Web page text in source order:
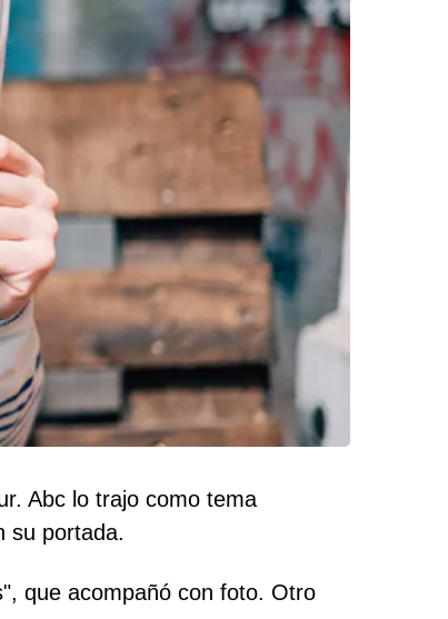
Abc lo trajo como tema
su portada.
que acompañó con foto. Otro